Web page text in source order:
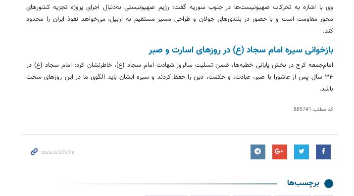
وی با اشاره به تحرکات صهیونیست‌ها در جنوب سوریه گفت: رژیم صهیونیستی به‌دنبال اجرای پروژه تجزیه کشورهای
محور مقاومت است و با حضور در بلندی‌های جولان و طراحی مسیر مستقیم به اربیل، می‌خواهد نفوذ ایران را محدود
کند.
بازخوانی سیره امام سجاد (ع) در روزهای اسارت و صبر
امام‌جمعه کرج در بخش پایانی خطبه‌ها، ضمن تسلیت سالروز شهادت امام سجاد (ع)، خاطرنشان کرد: امام سجاد (ع) در
۳۴ سال پس از عاشورا با صبر، عبادت، و حکمت، دین را حفظ کردند و سیره ایشان باید الگوی ما در این روزهای سخت
باشد.
کد مطلب 885741
برچسب‌ها